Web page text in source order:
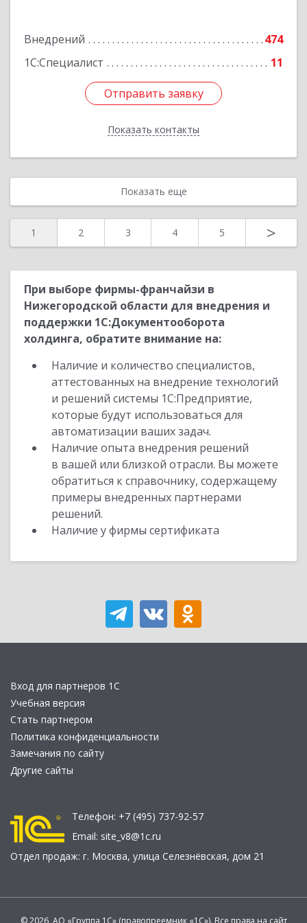
Внедрений
474
1С:Специалист
11
Отправить заявку
Показать контакты
Подробнее
Отправить заявку
Назад
Показать еще
1 2 3 4 5 >
При выборе фирмы-франчайзи в
Нижегородской области для внедрения и
поддержки 1С:Документооборота
холдинга, обратите внимание на:
Наличие и количество специалистов,
аттестованных на внедрение технологий
и решений системы 1С:Предприятие,
которые будут использоваться для
автоматизации ваших задач.
Наличие опыта внедрения решений
в вашей или близкой отрасли. Вы можете
обратиться к справочнику, содержащему
примеры внедренных партнерами
решений.
Наличие у фирмы сертификата
Вход для партнеров 1С
Учебная версия
Стать партнером
Политика конфиденциальности
Замечания по сайту
Другие сайты
Телефон: +7 (495) 737-92-57
Email: site_v8@1c.ru
Отдел продаж: г. Москва, улица Селезнёвская, дом 21